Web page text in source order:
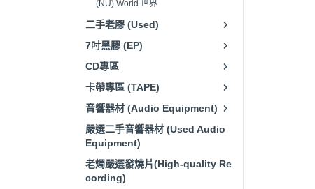
(NU) World 世界
二手老膠 (Used)
7吋黑膠 (EP)
CD專區
卡帶專區 (TAPE)
音響器材 (Audio Equipment)
嚴選二手音響器材 (Used Audio
Equipment)
老燭嚴選發燒片(High-quality Re
cording)